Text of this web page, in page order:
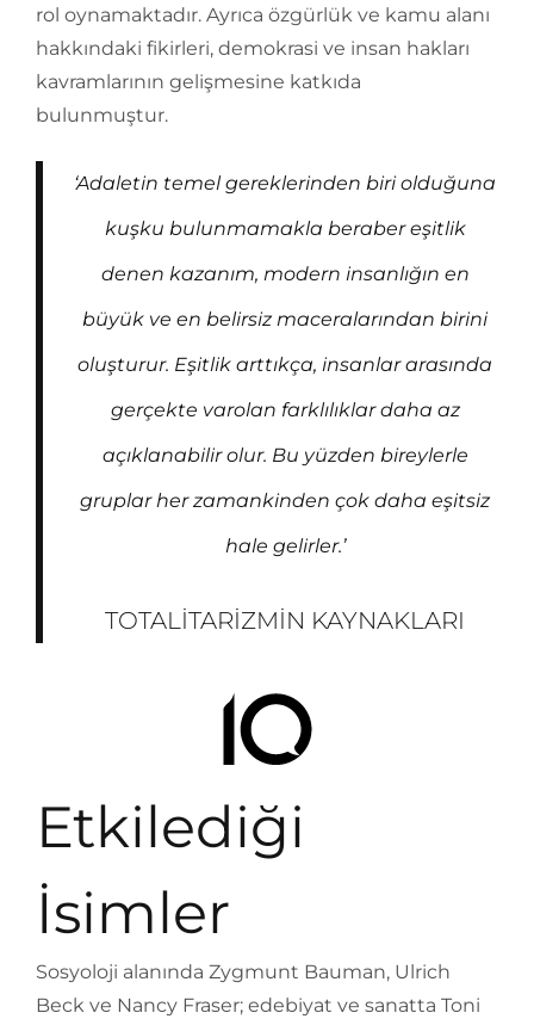
rol oynamaktadır. Ayrıca özgürlük ve kamu alanı
hakkındaki fikirleri, demokrasi ve insan hakları
kavramlarının gelişmesine katkıda
bulunmuştur.
‘Adaletin temel gereklerinden biri olduğuna
kuşku bulun­mamakla beraber eşitlik
denen kazanım, modern insanlığın en
büyük ve en belirsiz maceralarından birini
oluşturur. Eşitlik arttıkça, insanlar arasında
gerçekte varolan farklılık­lar daha az
açıklanabilir olur. Bu yüzden bireylerle
gruplar her zamankinden çok daha eşitsiz
hale gelirler.’
TOTALITARIZMIN KAYNAKLARI
Etkilediği
İsimler
Sosyoloji alanında Zygmunt Bauman, Ulrich
Beck ve Nancy Fraser; edebiyat ve sanatta Toni